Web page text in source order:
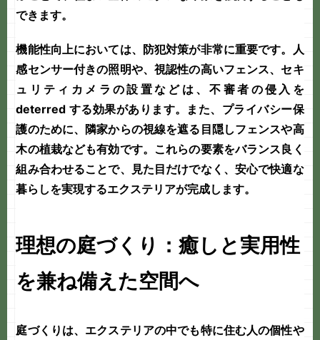
できます。
機能性向上においては、防犯対策が非常に重要です。人
感センサー付きの照明や、視認性の高いフェンス、セキ
ュリティカメラの設置などは、不審者の侵入を
deterred する効果があります。また、プライバシー保
護のために、隣家からの視線を遮る目隠しフェンスや高
木の植栽なども有効です。これらの要素をバランス良く
組み合わせることで、見た目だけでなく、安心で快適な
暮らしを実現するエクステリアが完成します。
理想の庭づくり：癒しと実用性
を兼ね備えた空間へ
庭づくり は、エクステリアの中でも特に住む人の個性や